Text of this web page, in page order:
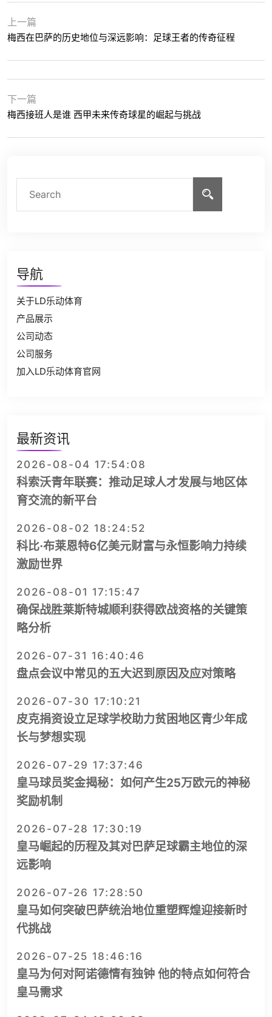
上一篇
梅西在巴萨的历史地位与深远影响：足球王者的传奇征程
下一篇
梅西接班人是谁 西甲未来传奇球星的崛起与挑战
导航
关于LD乐动体育
产品展示
公司动态
公司服务
加入LD乐动体育官网
最新资讯
2026-08-04 17:54:08
科索沃青年联赛：推动足球人才发展与地区体
育交流的新平台
2026-08-02 18:24:52
科比·布莱恩特6亿美元财富与永恒影响力持续
激励世界
2026-08-01 17:15:47
确保战胜莱斯特城顺利获得欧战资格的关键策
略分析
2026-07-31 16:40:46
盘点会议中常见的五大迟到原因及应对策略
2026-07-30 17:10:21
皮克捐资设立足球学校助力贫困地区青少年成
长与梦想实现
2026-07-29 17:37:46
皇马球员奖金揭秘：如何产生25万欧元的神秘
奖励机制
2026-07-28 17:30:19
皇马崛起的历程及其对巴萨足球霸主地位的深
远影响
2026-07-26 17:28:50
皇马如何突破巴萨统治地位重塑辉煌迎接新时
代挑战
2026-07-25 18:46:16
皇马为何对阿诺德情有独钟 他的特点如何符合
皇马需求